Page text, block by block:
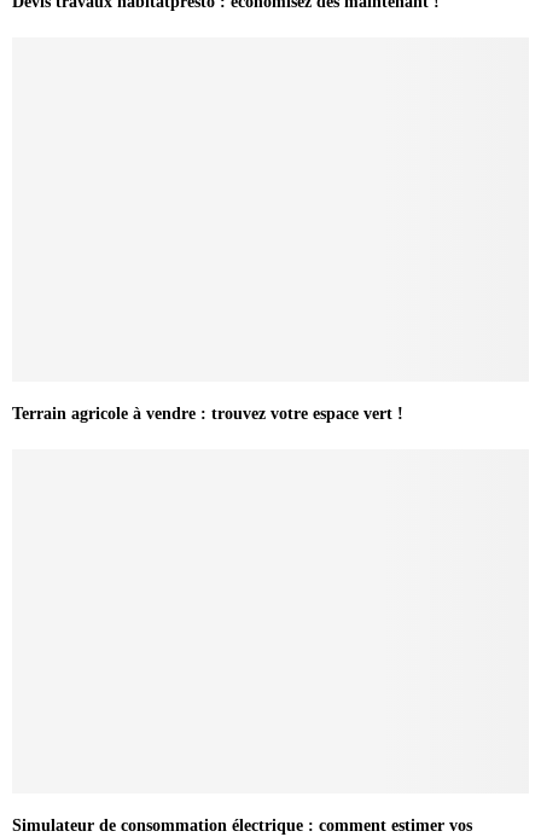
Terrain agricole à vendre : trouvez votre espace vert !
Simulateur de consommation électrique : comment estimer vos